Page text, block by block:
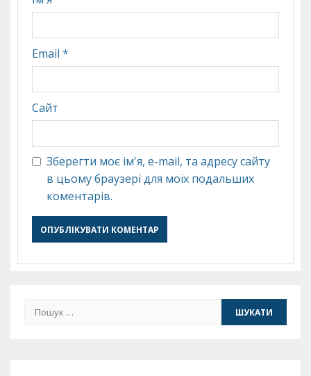
Email *
Сайт
Зберегти моє ім'я, e-mail, та адресу сайту
в цьому браузері для моїх подальших
коментарів.
Пошук: